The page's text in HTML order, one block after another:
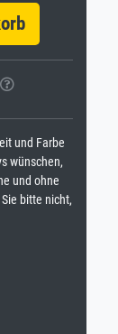
und Farbe
wünschen,
und ohne
bitte nicht,